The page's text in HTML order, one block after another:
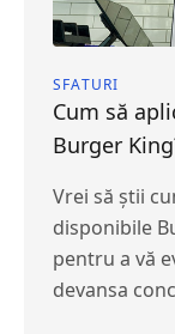
SFATURI
Cum să
Burger
Vrei să știi
disponibile
pentru a vă
devansa